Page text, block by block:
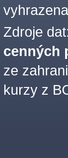
Zdroje
cenných
ze
kurzy z